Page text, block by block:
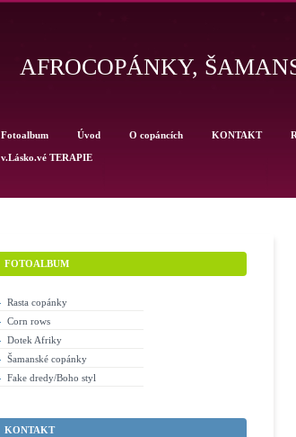
AFROCOPÁNKY,
Fotoalbum Úvod O copáncích KONTAKT
v.Lásko.vé TERAPIE
FOTOALBUM
Rasta copánky
Corn rows
Dotek Afriky
Šamanské copánky
Fake dredy/Boho styl
KONTAKT